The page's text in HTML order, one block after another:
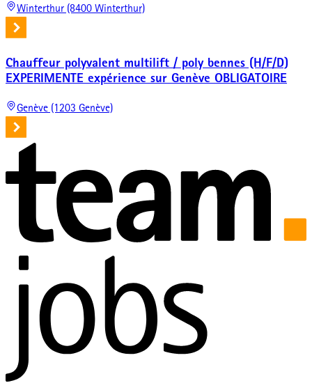
Winterthur (8400 Winterthur)
Chauffeur polyvalent multilift / poly bennes (H/F/D)
EXPERIMENTE expérience sur Genève OBLIGATOIRE
Genève (1203 Genève)